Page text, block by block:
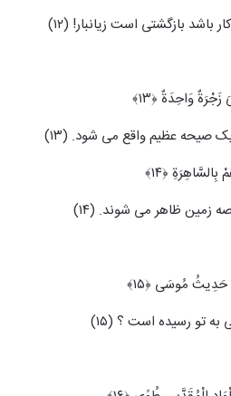
باشد بازگشتی است زیانبار! (۱۲)
وَاحِدَةٌ ﴿۱۳﴾
صیحه عظیم واقع می ‏شود. (۱۳)
بِالسَّاهِرَةِ ﴿۱۴﴾
زمین ظاهر می‏ شوند. (۱۴)
مُوسَى ﴿۱۵﴾
به تو رسیده است ؟ (۱۵)